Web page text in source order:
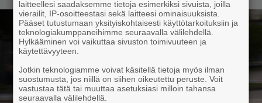
laitteellesi saadaksemme tietoja esimerkiksi sivuista, joilla
vierailit, IP-osoitteestasi sekä laitteesi ominaisuuksista.
Pääset tutustumaan yksityiskohtaisesti käyttötarkoituksiin ja
teknologiakumppaneihimme seuraavalla välilehdellä.
Hylkääminen voi vaikuttaa sivuston toimivuuteen ja
käytettävyyteen.
Jotkin teknologiamme voivat käsitellä tietoja myös ilman
suostumusta, jos niillä on siihen oikeutettu peruste. Voit
vastustaa tätä tai muuttaa asetuksiasi milloin tahansa
seuraavalla välilehdellä.